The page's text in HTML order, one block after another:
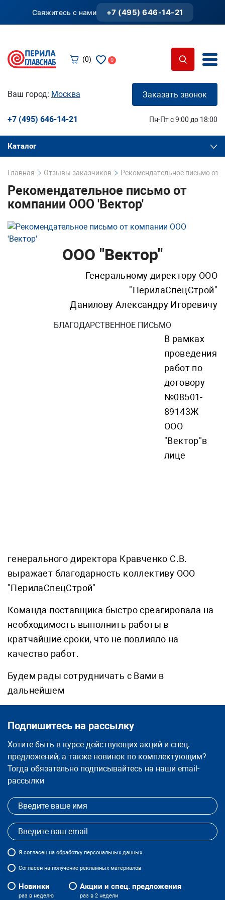
Свяжитесь с нами +7 (495) 646-14-21
(0) 0
Ваш город: Москва Заказать звонок
+7 (495) 646-14-21 Пн-Пт с 9:00 до 18:00
Каталог
Главная Отзывы заказчиков Рекомендательное письмо от
Рекомендательное письмо от
компании ООО 'Вектор'
ООО "Вектор"
Генеральному директору ООО
"ПерилаСпецСтрой"
Данилову Александру Игоревичу
БЛАГОДАРСТВЕННОЕ ПИСЬМО
В рамках
проведения
работ по
договору
№08501-
89143Ж
ООО
"Вектор"в
лице
генерального директора Кравченко С.В.
выражает благодарность коллективу ООО
"ПерилаСпецСтрой"
Команда поставщика быстро среагировала на
необходимость выполнить работы в
кратчайшие сроки, что не повлияло на
качество работ.
Будем рады сотрудничать с Вами в
дальнейшем
Подпишитесь на рассылку
Хотите быть в курсе действующих акций и спец.
предложений, а также новинок по комплектующим?
Тогда обязательно подписывайтесь на наши email-
рассылки
Я согласен на обработку персональных данных
Согласен на получение рекламных материалов
Новинки
раз в неделю
Акции и спец. предложения
раз в 2 недели